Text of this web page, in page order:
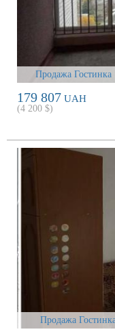
Продажа Гостинка
179 807 UAH
(4 200 $)
Продажа